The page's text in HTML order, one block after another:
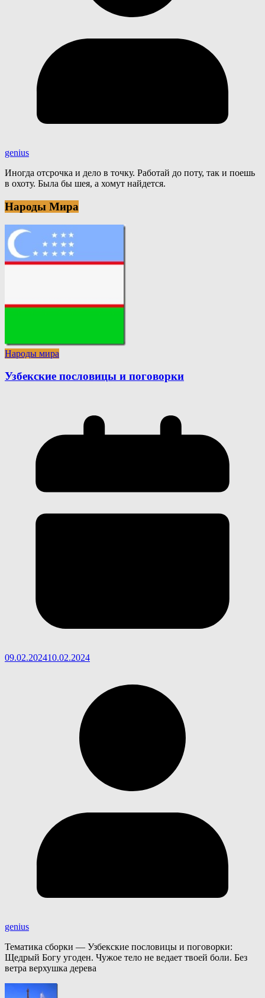
genius
Иногда отсрочка и дело в точку. Работай до поту, так и поешь
в охоту. Была бы шея, а хомут найдется.
Народы Мира
Народы мира
Узбекские пословицы и поговорки
09.02.202410.02.2024
genius
Тематика сборки — Узбекские пословицы и поговорки:
Щедрый Богу угоден. Чужое тело не ведает твоей боли. Без
ветра верхушка дерева